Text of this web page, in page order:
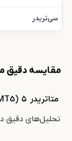
سی‌تریدر
مقایسه دقیق متاتریدر ۵ و سی‌تریدر
متاتریدر ۵ (MT5)
تحلیل‌های دقیق